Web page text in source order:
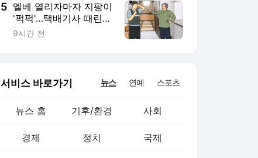
5 엘베 열리자마자 지팡이
'퍽퍽'…택배기사 때린
아파트 입주민
9시간 전
서비스 바로가기 뉴스 연예 스포츠
뉴스 홈 기후/환경 사회
경제 정치 국제